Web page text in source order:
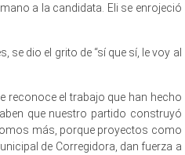
a la candidata. Eli se enrojeció
se dio el grito de “sí que sí, le voy al
reconoce el trabajo que han hecho
que nuestro partido construyó
más, porque proyectos como
de Corregidora, dan fuerza a